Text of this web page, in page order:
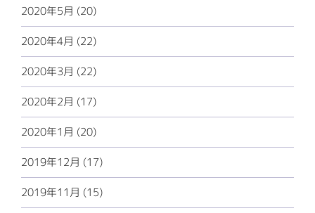
2020年5月 (20)
2020年4月 (22)
2020年3月 (22)
2020年2月 (17)
2020年1月 (20)
2019年12月 (17)
2019年11月 (15)